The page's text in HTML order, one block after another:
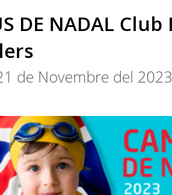
DE NADAL
de Novembre del 2023